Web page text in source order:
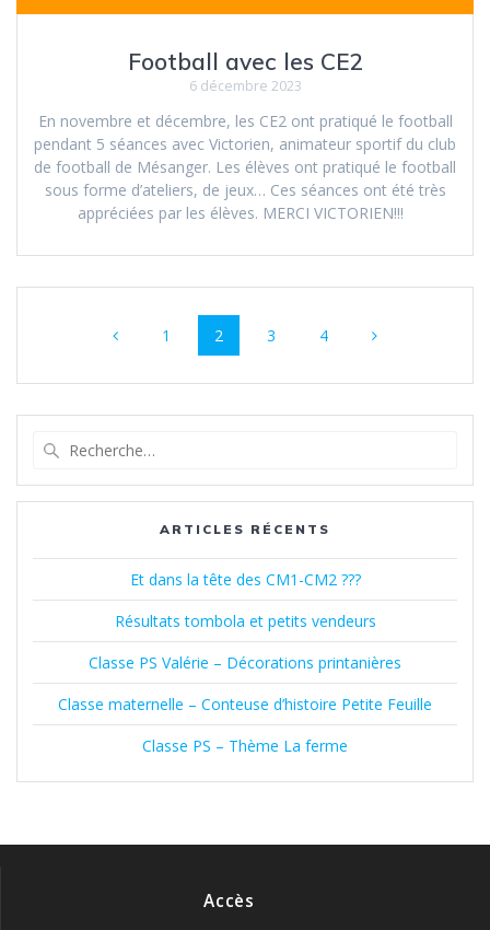
Football avec les CE2
6 décembre 2023
En novembre et décembre, les CE2 ont pratiqué le football
pendant 5 séances avec Victorien, animateur sportif du club
de football de Mésanger. Les élèves ont pratiqué le football
sous forme d’ateliers, de jeux… Ces séances ont été très
appréciées par les élèves. MERCI VICTORIEN!!!
Navigation
sein
des
articles
Page
1 Page
2 Page
3 Page
4
:
ARTICLES RÉCENTS
Et dans la tête des CM1-CM2 ???
Résultats tombola et petits vendeurs
Classe PS Valérie – Décorations printanières
Classe maternelle – Conteuse d’histoire Petite Feuille
Classe PS – Thème La ferme
Accès